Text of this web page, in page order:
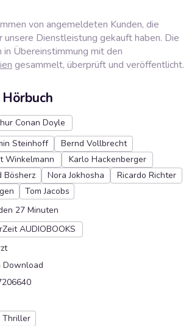
von angemeldeten Kunden, die
unsere Dienstleistung gekauft haben. Die
in Übereinstimmung mit den
gesammelt, überprüft und veröffentlicht.
Conan Doyle
Steinhoff
Bernd Vollbrecht
Winkelmann
Karlo Hackenberger
Bösherz
Nora Jokhosha
Ricardo Richter
Tom Jacobs
27 Minuten
AUDIOBOOKS
Download
Thriller